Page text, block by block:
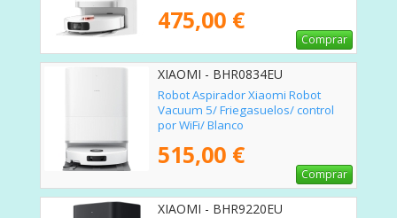
475,00 €
Comprar
XIAOMI - BHR0834EU
Robot Aspirador Xiaomi Robot
Vacuum 5/ Friegasuelos/ control
por WiFi/ Blanco
515,00 €
Comprar
XIAOMI - BHR9220EU